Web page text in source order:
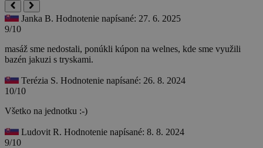
Janka B. Hodnotenie napísané: 27. 6. 2025
9/10
masáž sme nedostali, ponúkli kúpon na welnes, kde sme využili
bazén jakuzi s tryskami.
Terézia S. Hodnotenie napísané: 26. 8. 2024
10/10
Všetko na jednotku :-)
Ludovit R. Hodnotenie napísané: 8. 8. 2024
9/10